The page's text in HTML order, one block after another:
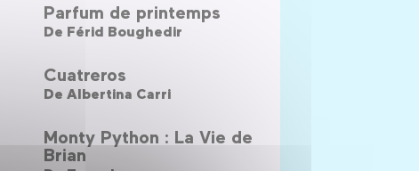
Parfum de printemps
De Férid Boughedir
Cuatreros
De Albertina Carri
Monty Python : La Vie de
Brian